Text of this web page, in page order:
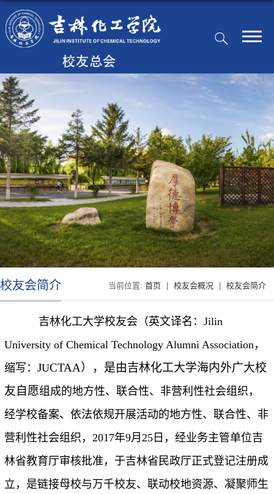
当前位置: 首页 校友会概况 校友会简介
校友会简介
吉林化工大学校友会（英文译名： Jilin
University of Chemical Technology Alumni Association，
缩写： JUCTAA），是由吉林化工大学海内外广大校
友自愿组 成的地方性、联合性、非营利性社会组织 ，
经学校备案、依法依规开展活动的地方性、联合性、非
营利性社会组织， 2017年9月25日，经业务主管单位吉
林省教育厅审核批准，于吉林省民政厅正式登记注册成
立， 是链接母校与万千校友、联动校地资源、凝聚师生